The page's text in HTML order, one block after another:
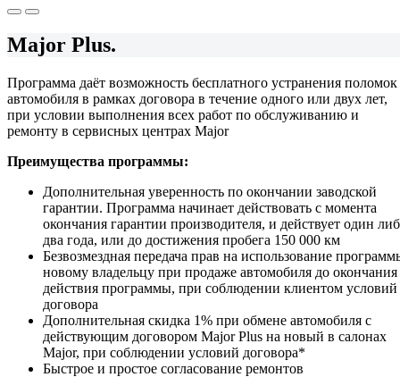
Major Plus.
Программа даёт возможность бесплатного устранения поломок
автомобиля в рамках договора в течение одного или двух лет,
при условии выполнения всех работ по обслуживанию и
ремонту в сервисных центрах Major
Преимущества программы:
Дополнительная уверенность по окончании заводской
гарантии. Программа начинает действовать с момента
окончания гарантии производителя, и действует один
два года, или до достижения пробега 150 000 км
Безвозмездная передача прав на использование
новому владельцу при продаже автомобиля до окончания
действия программы, при соблюдении клиентом условий
договора
Дополнительная скидка 1% при обмене автомобиля с
действующим договором Major Plus на новый в салонах
Major, при соблюдении условий договора*
Быстрое и простое согласование ремонтов